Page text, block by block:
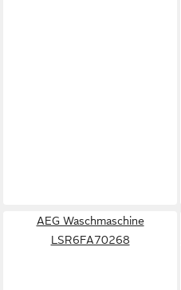
AEG Waschmaschine
LSR6FA70268